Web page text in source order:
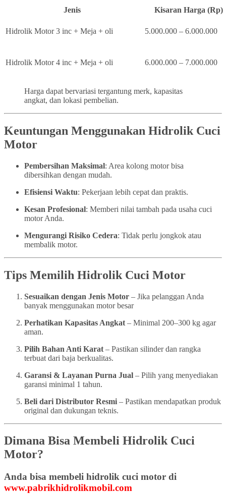
Jenis Kisaran Harga (Rp)
Hidrolik Motor 3 inc + Meja + oli 5.000.000 – 6.000.000
Hidrolik Motor 4 inc + Meja + oli 6.000.000 – 7.000.000
Harga dapat bervariasi tergantung merk, kapasitas
angkat, dan lokasi pembelian.
Keuntungan Menggunakan Hidrolik Cuci
Motor
Pembersihan Maksimal: Area kolong motor bisa
dibersihkan dengan mudah.
Efisiensi Waktu: Pekerjaan lebih cepat dan praktis.
Kesan Profesional: Memberi nilai tambah pada usaha cuci
motor Anda.
Mengurangi Risiko Cedera: Tidak perlu jongkok atau
membalik motor.
Tips Memilih Hidrolik Cuci Motor
Sesuaikan dengan Jenis Motor – Jika pelanggan Anda
banyak menggunakan motor besar
Perhatikan Kapasitas Angkat – Minimal 200–300 kg agar
aman.
Pilih Bahan Anti Karat – Pastikan silinder dan rangka
terbuat dari baja berkualitas.
Garansi & Layanan Purna Jual – Pilih yang menyediakan
garansi minimal 1 tahun.
Beli dari Distributor Resmi – Pastikan mendapatkan produk
original dan dukungan teknis.
Dimana Bisa Membeli Hidrolik Cuci
Motor?
Anda bisa membeli hidrolik cuci motor di
www.pabrikhidrolikmobil.com